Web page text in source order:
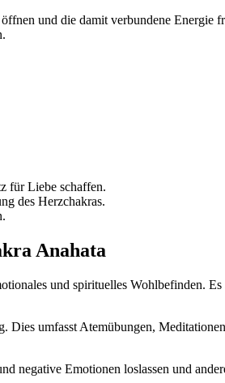
und die damit verbundene Energie
für Liebe schaffen.
des Herzchakras.
Anahata
und spirituelles Wohlbefinden.
umfasst Atemübungen,
negative Emotionen loslassen und